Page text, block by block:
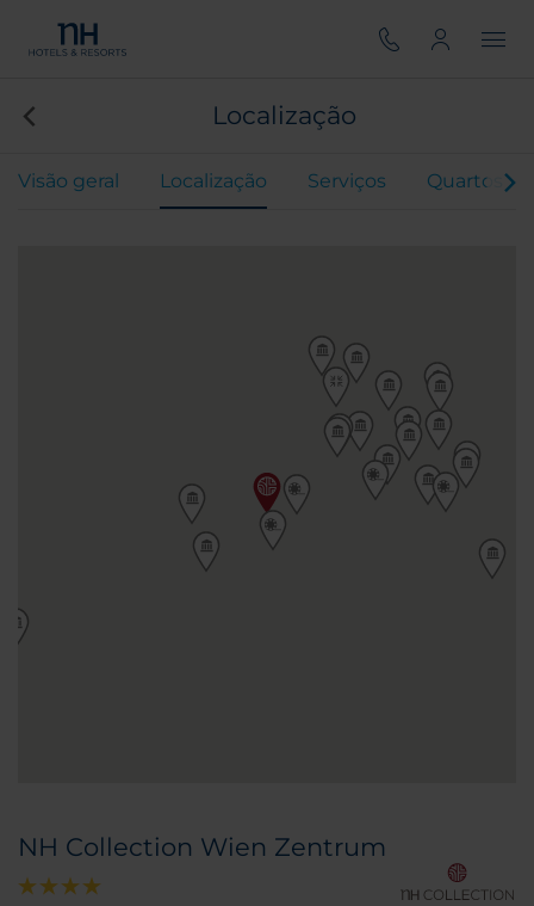
Localização
Visão geral Localização Serviços Quartos
NH Collection Wien Zentrum